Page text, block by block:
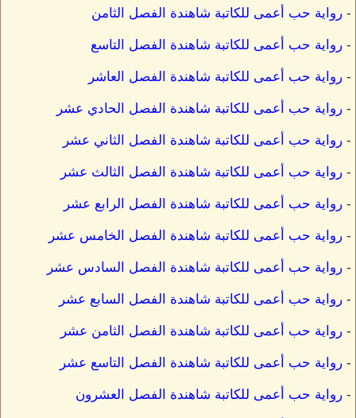
- رواية حب أعمى للكاتبة شاهندة الفصل الثامن
- رواية حب أعمى للكاتبة شاهندة الفصل التاسع
- رواية حب أعمى للكاتبة شاهندة الفصل العاشر
- رواية حب أعمى للكاتبة شاهندة الفصل الحادي عشر
- رواية حب أعمى للكاتبة شاهندة الفصل الثاني عشر
- رواية حب أعمى للكاتبة شاهندة الفصل الثالث عشر
- رواية حب أعمى للكاتبة شاهندة الفصل الرابع عشر
- رواية حب أعمى للكاتبة شاهندة الفصل الخامس عشر
- رواية حب أعمى للكاتبة شاهندة الفصل السادس عشر
- رواية حب أعمى للكاتبة شاهندة الفصل السابع عشر
- رواية حب أعمى للكاتبة شاهندة الفصل الثامن عشر
- رواية حب أعمى للكاتبة شاهندة الفصل التاسع عشر
- رواية حب أعمى للكاتبة شاهندة الفصل العشرون